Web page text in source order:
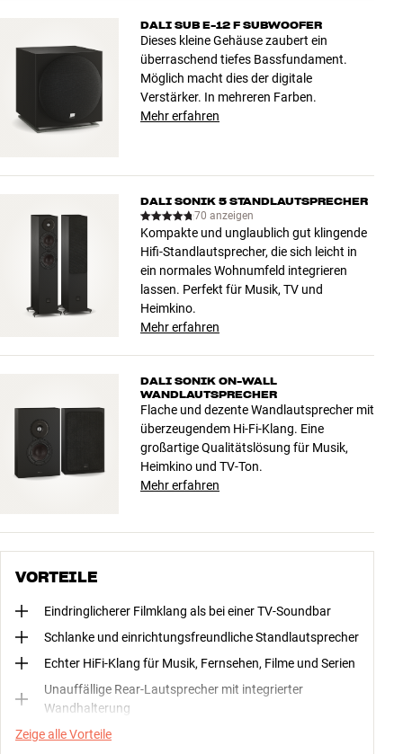
DALI SUB E-12 F SUBWOOFER
Dieses kleine Gehäuse zaubert ein
überraschend tiefes Bassfundament.
Möglich macht dies der digitale
Verstärker. In mehreren Farben.
Mehr erfahren
DALI SONIK 5 STANDLAUTSPRECHER
70 anzeigen
Kompakte und unglaublich gut klingende
Hifi-Standlautsprecher, die sich leicht in
ein normales Wohnumfeld integrieren
lassen. Perfekt für Musik, TV und
Heimkino.
Mehr erfahren
DALI SONIK ON-WALL
WANDLAUTSPRECHER
Flache und dezente Wandlautsprecher mit
überzeugendem Hi-Fi-Klang. Eine
großartige Qualitätslösung für Musik,
Heimkino und TV-Ton.
Mehr erfahren
VORTEILE
Eindringlicherer Filmklang als bei einer TV-Soundbar
Schlanke und einrichtungsfreundliche Standlautsprecher
Echter HiFi-Klang für Musik, Fernsehen, Filme und Serien
Unauffällige Rear-Lautsprecher mit integrierter
Wandhalterung
Zeige alle Vorteile